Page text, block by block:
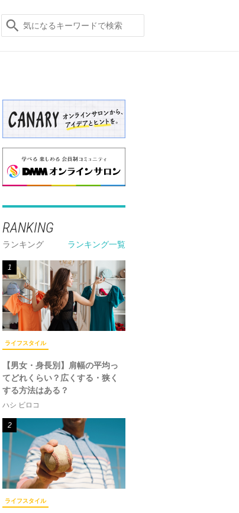
RANKING
ランキング ランキング一覧
1
ライフスタイル
【男女・身長別】肩幅の平均っ
てどれくらい？広くする・狭く
する方法はある？
ハシ ビロコ
2
ライフスタイル